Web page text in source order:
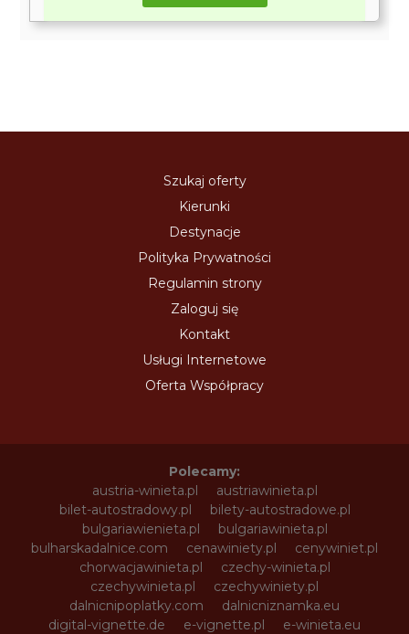
Szukaj oferty
Kierunki
Destynacje
Polityka Prywatności
Regulamin strony
Zaloguj się
Kontakt
Usługi Internetowe
Oferta Współpracy
Polecamy:
austria-winieta.pl
austriawinieta.pl
bilet-autostradowy.pl
bilety-autostradowe.pl
bulgariawienieta.pl
bulgariawinieta.pl
bulharskadalnice.com
cenawiniety.pl
cenywiniet.pl
chorwacjawinieta.pl
czechy-winieta.pl
czechywinieta.pl
czechywiniety.pl
dalnicnipoplatky.com
dalnicniznamka.eu
digital-vignette.de
e-vignette.pl
e-winieta.eu